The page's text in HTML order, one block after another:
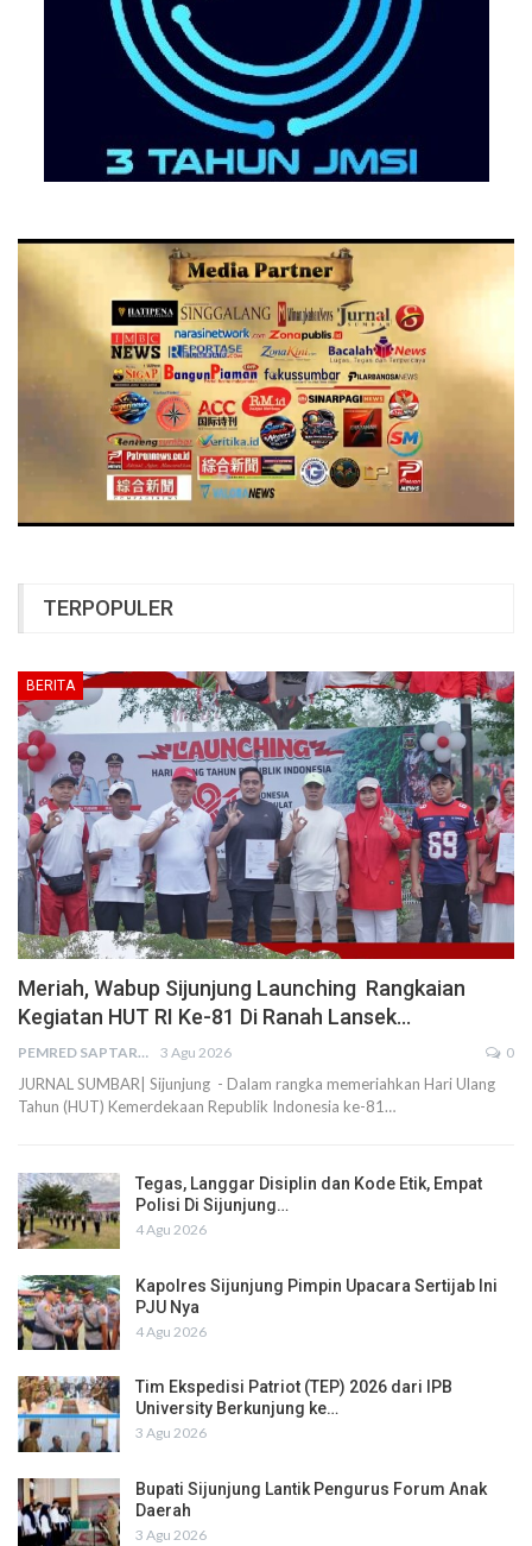
TERPOPULER
BERITA
Meriah, Wabup Sijunjung Launching Rangkaian
Kegiatan HUT RI Ke-81 Di Ranah Lansek…
PEMRED SAPTARIUS 3 Agu 2026 0
JURNAL SUMBAR| Sijunjung - Dalam rangka memeriahkan Hari Ulang
Tahun (HUT) Kemerdekaan Republik Indonesia ke-81…
Tegas, Langgar Disiplin dan Kode Etik, Empat
Polisi Di Sijunjung…
4 Agu 2026
Kapolres Sijunjung Pimpin Upacara Sertijab Ini
PJU Nya
4 Agu 2026
Tim Ekspedisi Patriot (TEP) 2026 dari IPB
University Berkunjung ke…
3 Agu 2026
Bupati Sijunjung Lantik Pengurus Forum Anak
Daerah
3 Agu 2026